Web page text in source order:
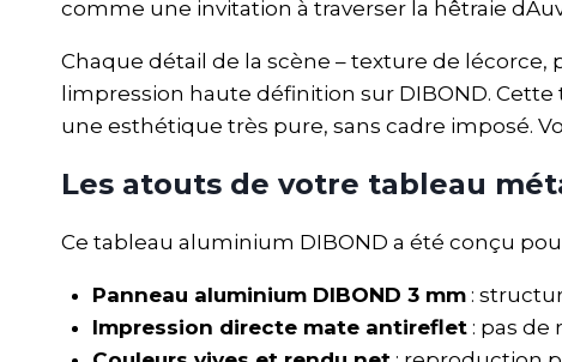
comme une invitation à traverser la hêtraie
Chaque détail de la scène – texture de
limpression haute définition sur DIBOND.
une esthétique très pure, sans cadre imposé.
Les atouts de votre tableau
Ce tableau aluminium DIBOND a été conçu
Panneau aluminium DIBOND 3 mm:
Impression directe mate antireflet: pas de